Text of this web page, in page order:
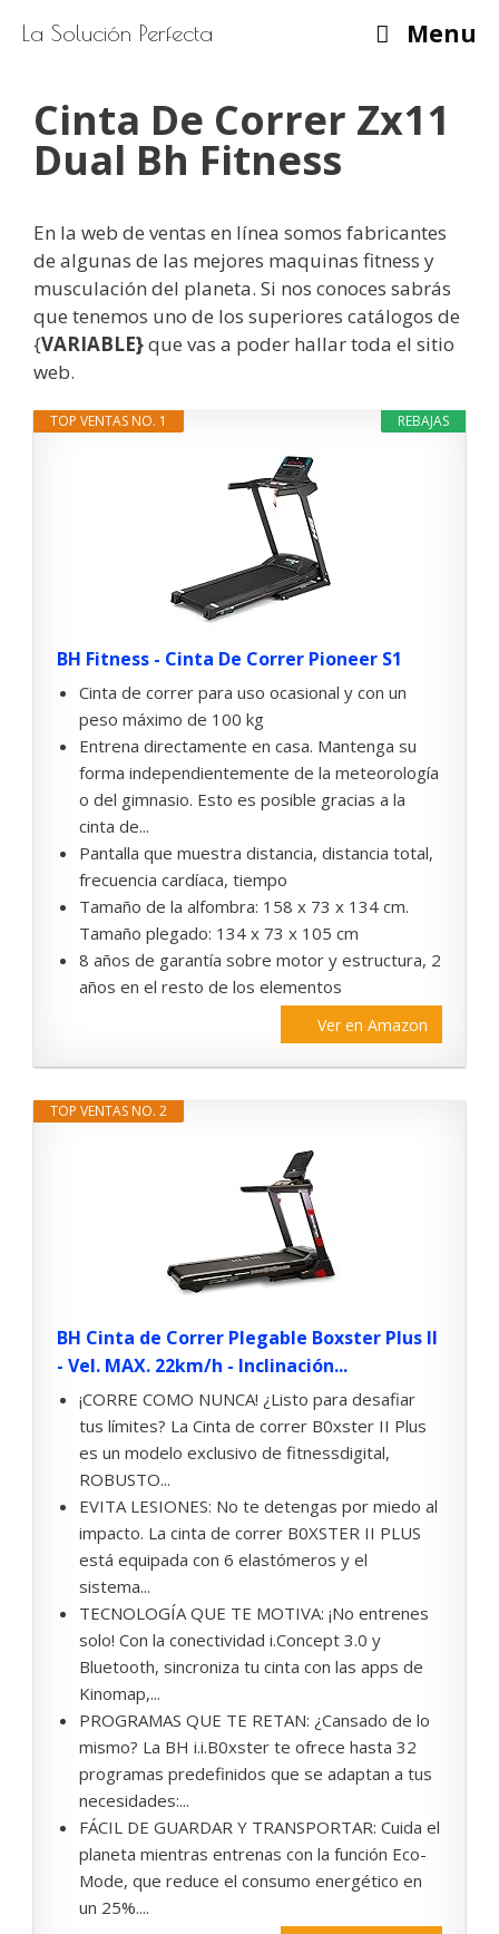
La Solución Perfecta Menu
Cinta De Correr Zx11
Dual Bh Fitness
En la web de ventas en línea somos fabricantes
de algunas de las mejores maquinas fitness y
musculación del planeta. Si nos conoces sabrás
que tenemos uno de los superiores catálogos de
{VARIABLE}que vas a poder hallar toda el sitio
web.
REBAJAS
TOP VENTAS NO. 1
BH Fitness - Cinta De Correr Pioneer S1
Cinta de correr para uso ocasional y con un
peso máximo de 100 kg
Entrena directamente en casa. Mantenga su
forma independientemente de la meteorología
o del gimnasio. Esto es posible gracias a la
cinta de...
Pantalla que muestra distancia, distancia total,
frecuencia cardíaca, tiempo
Tamaño de la alfombra: 158 x 73 x 134 cm.
Tamaño plegado: 134 x 73 x 105 cm
8 años de garantía sobre motor y estructura, 2
años en el resto de los elementos
Ver en Amazon
TOP VENTAS NO. 2
BH Cinta de Correr Plegable Boxster Plus II
- Vel. MAX. 22km/h - Inclinación...
¡CORRE COMO NUNCA! ¿Listo para desafiar
tus límites? La Cinta de correr B0xster II Plus
es un modelo exclusivo de fitnessdigital,
ROBUSTO...
EVITA LESIONES: No te detengas por miedo al
impacto. La cinta de correr B0XSTER II PLUS
está equipada con 6 elastómeros y el
sistema...
TECNOLOGÍA QUE TE MOTIVA: ¡No entrenes
solo! Con la conectividad i.Concept 3.0 y
Bluetooth, sincroniza tu cinta con las apps de
Kinomap,...
PROGRAMAS QUE TE RETAN: ¿Cansado de lo
mismo? La BH i.i.B0xster te ofrece hasta 32
programas predefinidos que se adaptan a tus
necesidades:...
FÁCIL DE GUARDAR Y TRANSPORTAR: Cuida el
planeta mientras entrenas con la función Eco-
Mode, que reduce el consumo energético en
un 25%....